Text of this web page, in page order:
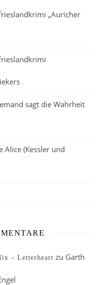
„Auricher
sagt die Wahrheit
Alice (Kessler und
– Letterheart zu Garth